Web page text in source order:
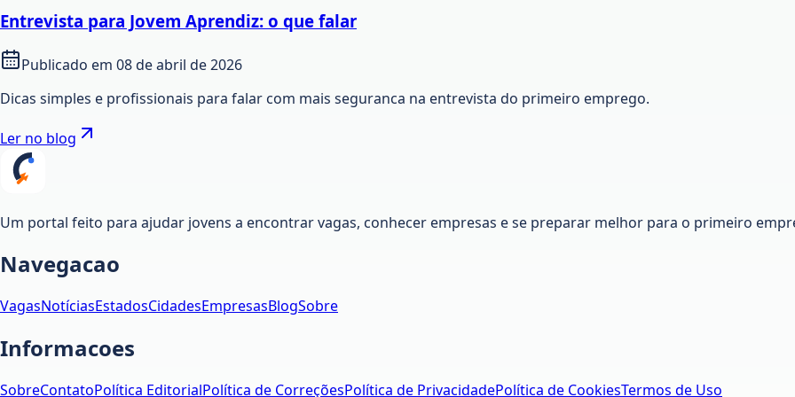
Entrevista para Jovem Aprendiz: o que falar
Publicado em 08 de abril de 2026
Dicas simples e profissionais para falar com mais seguranca na entrevista do primeiro emprego.
Ler no blog
Um portal feito para ajudar jovens a encontrar vagas, conhecer empresas e se preparar melhor para o primeiro
Navegacao
VagasNotíciasEstadosCidadesEmpresasBlogSobre
Informacoes
SobreContatoPolítica EditorialPolítica de CorreçõesPolítica de PrivacidadePolítica de CookiesTermos de Uso